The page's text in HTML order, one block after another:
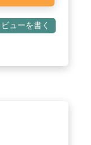
ビューを書く